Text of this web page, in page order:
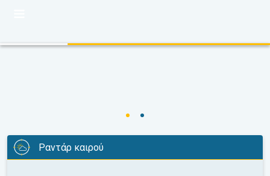
Ραντάρ καιρού